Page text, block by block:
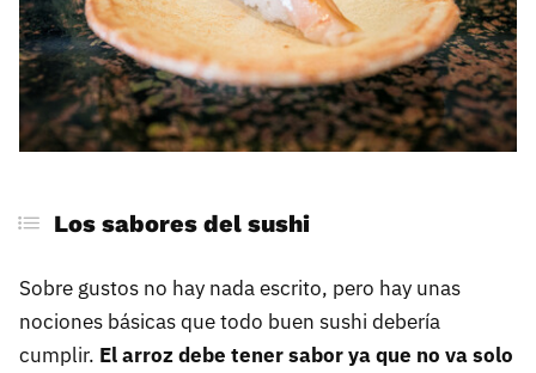
Los sabores del sushi
Sobre gustos no hay nada escrito, pero hay unas
nociones básicas que todo buen sushi debería
cumplir. El arroz debe tener sabor ya que no va solo